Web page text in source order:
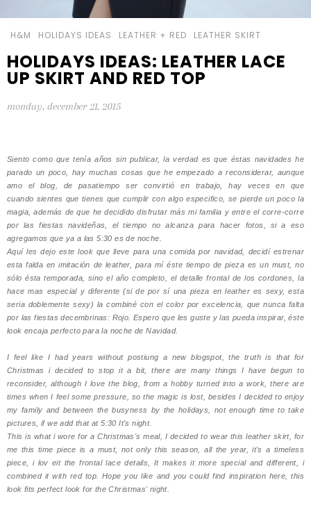
H&M HOLIDAYS IDEAS LEATHER + RED LEATHER SKIRT
HOLIDAYS IDEAS: LEATHER LACE
UP SKIRT AND RED TOP
monday, december 21, 2015
Siento como que tenía años sin publicar, la verdad es que éstas navidades he
parado un poco, hay muchas cosas que he empezado a reconsiderar, aunque
amo el blog, de pasatiempo ser convirtió en trabajo, hay veces en que
cuando sientes que tienes que cumplir con algo especifico, se pierde un poco la
magia, además de que he decidido disfrutar más mi familia y entre el corre-corre
por las fiestas navideñas, el tiempo no alcanza para hacer fotos, si a eso
agregamos que ya a las 5:30 es de noche.
Aquí les dejo este look que lleve para una comida por navidad, decidí estrenar
esta falda en imitación de leather, para mí éste tiempo de pieza es un must, no
sólo ésta temporada, sino el año completo, el detalle frontal de los cordones, la
hace mas especial y diferente (si de por sí una pieza en leather es sexy, esta
seria doblemente sexy) la combiné con el color por excelencia, que nunca falta
por las fiestas decembrinas: Rojo. Espero que les guste y las pueda inspirar, éste
look encaja perfecto para la noche de Navidad.
I feel like I had years without postiung a new blogspot, the truth is that for
Christmas i decided to stop it a bit, there are many things I have begun to
reconsider, although I love the blog, from a hobby turned into a work, there are
times when I feel some pressure, so the magic is lost, besides I decided to enjoy
my family and between the busyness by the holidays, not enough time to take
pictures, if we add that at 5:30 It's night.
This is what i wore for a Christmas's meal, I decided to wear this leather skirt, for
me this time piece is a must, not only this season, all the year, it's a timeless
piece, i lov eit the frontal lace details, It makes it more special and different, i
combined it with red top. Hope you like and you could find inspiration here, this
look fits perfect look for the Christmas' night.